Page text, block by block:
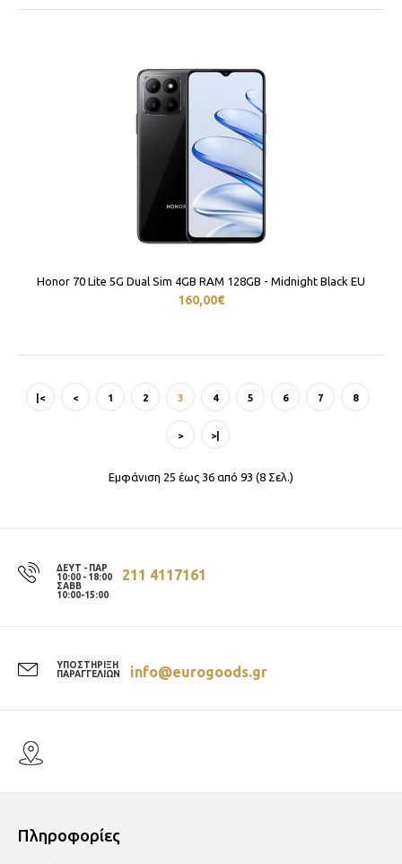
Honor 70 Lite 5G Dual Sim 4GB RAM 128GB - Midnight Black EU
160,00€
|< < 1 2 3 4 5 6 7 8
> >|
Εμφάνιση 25 έως 36 από 93 (8 Σελ.)
ΔΕΥΤ - ΠΑΡ
10:00 - 18:00
ΣΑΒΒ
10:00-15:00
211 4117161
ΥΠΟΣΤΗΡΙΞΗ
ΠΑΡΑΓΓΕΛΙΩΝ
info@eurogoods.gr
Πληροφορίες